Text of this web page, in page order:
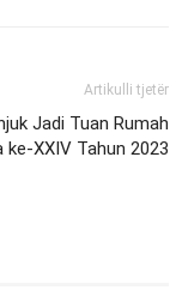
Artikulli tjetër
Jadi Tuan Rumah
XXIV Tahun 2023